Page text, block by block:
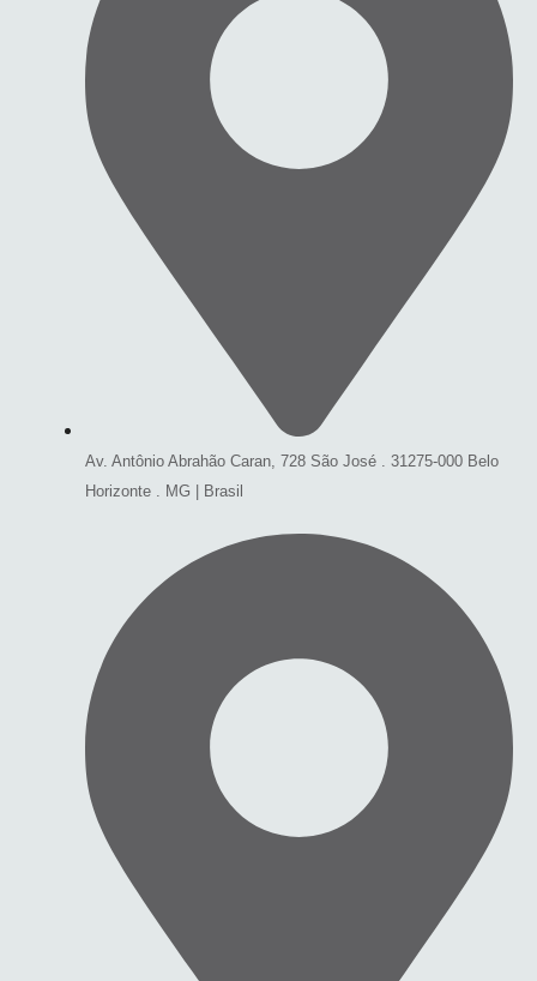
Av. Antônio Abrahão Caran, 728 São José . 31275-000 Belo
Horizonte . MG | Brasil